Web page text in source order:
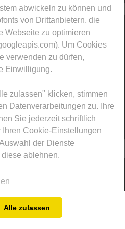
abwickeln zu können und
von Drittanbietern, die
Webseite zu optimieren
Um Cookies
verwenden zu dürfen,
Einwilligung.
zulassen" klicken, stimmen
Datenverarbeitungen zu. Ihre
Sie jederzeit schriftlich
Ihren Cookie-Einstellungen
der Dienste
ablehnen.
Alle zulassen